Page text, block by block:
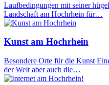
Laufbedingungen mit seiner
Landschaft am Hochrhein für…
Kunst am Hochrhein
Besondere Orte für die Kunst
der Welt aber auch die…